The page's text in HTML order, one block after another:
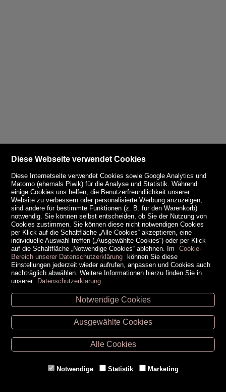
Unsere Öffnungszeiten
Retz -02942/20433
Hollabrunn -02952/30057
Eggenburg -02984/3836
Gmünd -
Diese Webseite verwendet Cookies
Diese Internetseite verwendet Cookies sowie Google Analytics und
Matomo (ehemals Piwik) für die Analyse und Statistik. Während
einige Cookies uns helfen, die Benutzerfreundlichkeit unserer
Website zu verbessern oder personalisierte Werbung anzuzeigen,
sind andere für bestimmte Funktionen (z. B. für den Warenkorb)
notwendig. Sie können selbst entscheiden, ob Sie der Nutzung von
Cookies zustimmen. Sie können diese nicht notwendigen Cookies
per Klick auf die Schaltfläche „Alle Cookies“ akzeptieren, eine
individuelle Auswahl treffen („Ausgewählte Cookies“) oder per Klick
auf die Schaltfläche „Notwendige Cookies“ ablehnen. Im
Cookie-
Bereich unserer Datenschutzerklärung können Sie diese
Einstellungen jederzeit wieder aufrufen, anpassen und Cookies auch
nachträglich abwählen. Weitere Informationen hierzu finden Sie in
unserer Datenschutzerklärung
Notwendige Cookies
Ausgewählte Cookies
Alle Cookies
Notwendige Statistik Marketing